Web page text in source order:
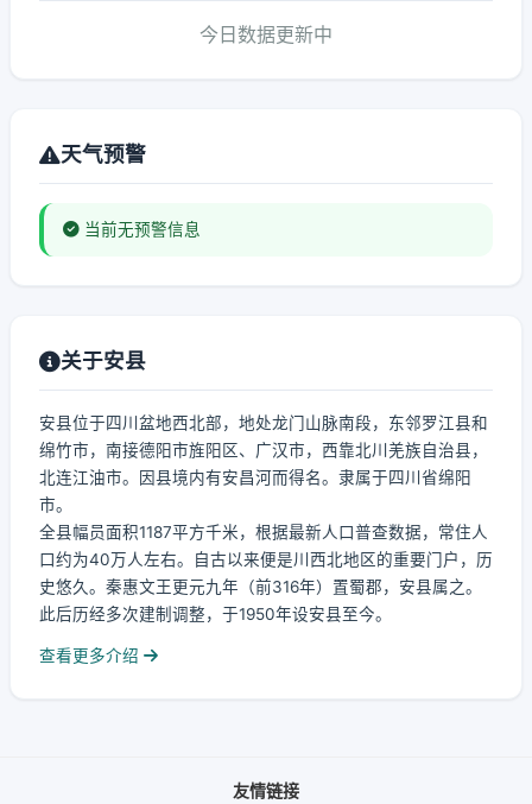
今日数据更新中
天气预警
当前无预警信息
关于安县
安县位于四川盆地西北部，地处龙门山脉南段，东邻罗江县和
绵竹市，南接德阳市旌阳区、广汉市，西靠北川羌族自治县，
北连江油市。因县境内有安昌河而得名。隶属于四川省绵阳
市。
全县幅员面积1187平方千米，根据最新人口普查数据，常住人
口约为40万人左右。自古以来便是川西北地区的重要门户，历
史悠久。秦惠文王更元九年（前316年）置蜀郡，安县属之。
此后历经多次建制调整，于1950年设安县至今。
查看更多介绍
友情链接